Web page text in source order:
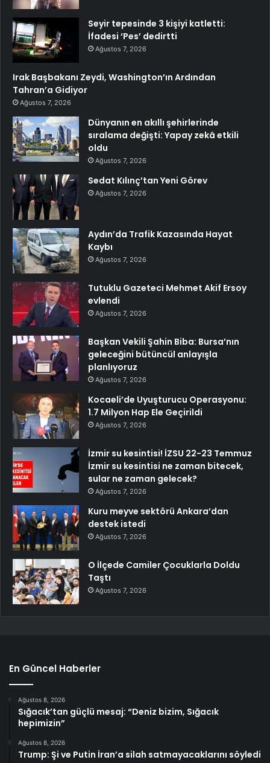
Seyir tepesinde 3 kişiyi katletti:
İfadesi ‘Pes’ dedirtti
Ağustos 7, 2026
Irak Başbakanı Zeydi, Washington’ın Ardından
Tahran’a Gidiyor
Ağustos 7, 2026
Dünyanın en akıllı şehirlerinde
sıralama değişti: Yapay zekâ etkili
oldu
Ağustos 7, 2026
Sedat Kılınç’tan Yeni Görev
Ağustos 7, 2026
Aydın’da Trafik Kazasında Hayat
Kaybı
Ağustos 7, 2026
Tutuklu Gazeteci Mehmet Akif Ersoy
evlendi
Ağustos 7, 2026
Başkan Vekili Şahin Biba: Bursa’nın
geleceğini bütüncül anlayışla
planlıyoruz
Ağustos 7, 2026
Kocaeli’de Uyuşturucu Operasyonu:
1.7 Milyon Hap Ele Geçirildi
Ağustos 7, 2026
İzmir su kesintisi! İZSU 22-23 Temmuz
İzmir su kesintisi ne zaman bitecek,
sular ne zaman gelecek?
Ağustos 7, 2026
Kuru meyve sektörü Ankara’dan
destek istedi
Ağustos 7, 2026
O İlçede Camiler Çocuklarla Doldu
Taştı
Ağustos 7, 2026
En Güncel Haberler
Ağustos 8, 2026
Sığacık’tan güçlü mesaj: “Deniz bizim, Sığacık
hepimizin”
Ağustos 8, 2026
Trump: Şi ve Putin İran’a silah satmayacaklarını söyledi